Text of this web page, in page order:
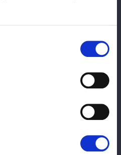
プロレスに親しみ、小学生時代
戦したことをきっかけに本格的に
悩む中でスターダムと出合い、
レスラーを志す。夢をかなえる